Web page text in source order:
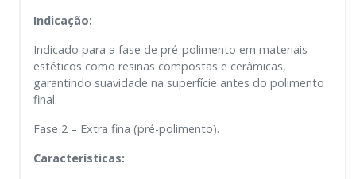
Indicação:
Indicado para a fase de pré-polimento em materiais
estéticos como resinas compostas e cerâmicas,
garantindo suavidade na superfície antes do polimento
final.
Fase 2 – Extra fina (pré-polimento).
Características: